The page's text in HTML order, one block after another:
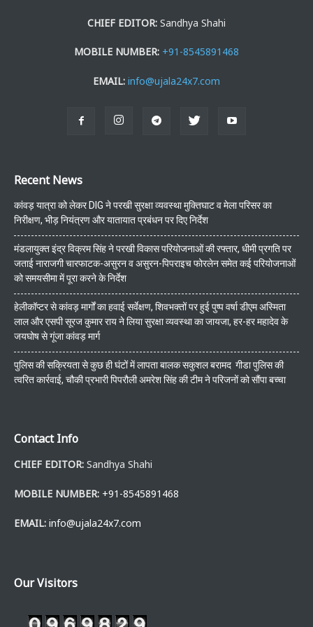
CHIEF EDITOR: Sandhya Shahi
MOBILE NUMBER: +91-8545891468
EMAIL: info@ujala24x7.com
Recent News
कांवड़ यात्रा को लेकर DIG ने परखी सुरक्षा व्यवस्था मुक्तिघाट व मेला परिसर का
निरीक्षण, भीड़ नियंत्रण और यातायात प्रबंधन पर दिए निर्देश
मंडलायुक्त इंद्र विक्रम सिंह ने परखी विकास परियोजनाओं की रफ्तार, धीमी प्रगति पर
जताई नाराजगी चारफाटक-असुरन व असुरन-पिपराइच फोरलेन समेत कई परियोजनाओं
को समयसीमा में पूरा करने के निर्देश
हेलीकॉप्टर से कांवड़ मार्गों का हवाई सर्वेक्षण, शिवभक्तों पर हुई पुष्प वर्षा डीएम अस्मिता
लाल और एसपी सूरज कुमार राय ने लिया सुरक्षा व्यवस्था का जायजा, हर-हर महादेव के
जयघोष से गूंजा कांवड़ मार्ग
पुलिस की सक्रियता से कुछ ही घंटों में लापता बालक सकुशल बरामद गीडा पुलिस की
त्वरित कार्रवाई, चौकी प्रभारी पिपरौली अमरेश सिंह की टीम ने परिजनों को सौंपा बच्चा
Contact Info
CHIEF EDITOR: Sandhya Shahi
MOBILE NUMBER: +91-8545891468
EMAIL: info@ujala24x7.com
Our Visitors